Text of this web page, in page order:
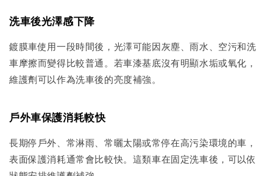
洗車後光澤感下降
鍍膜車使用一段時間後，光澤可能因灰塵、雨水、空污和洗
車摩擦而變得比較普通。若車漆基底沒有明顯水垢或氧化，
維護劑可以作為洗車後的亮度補強。
戶外車保護消耗較快
長期停戶外、常淋雨、常曬太陽或常停在高污染環境的車，
表面保護消耗通常會比較快。這類車在固定洗車後，可以依